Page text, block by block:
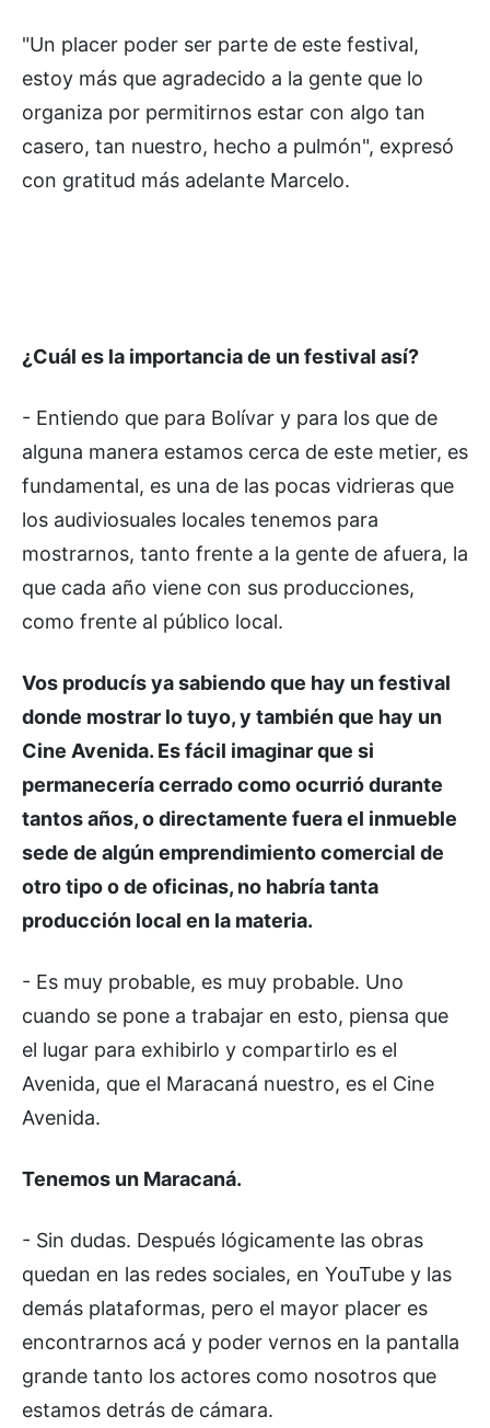
"Un placer poder ser parte de este festival,
estoy más que agradecido a la gente que lo
organiza por permitirnos estar con algo tan
casero, tan nuestro, hecho a pulmón", expresó
con gratitud más adelante Marcelo.
¿Cuál es la importancia de un festival así?
- Entiendo que para Bolívar y para los que de
alguna manera estamos cerca de este metier, es
fundamental, es una de las pocas vidrieras que
los audiviosuales locales tenemos para
mostrarnos, tanto frente a la gente de afuera, la
que cada año viene con sus producciones,
como frente al público local.
Vos producís ya sabiendo que hay un festival
donde mostrar lo tuyo, y también que hay un
Cine Avenida. Es fácil imaginar que si
permanecería cerrado como ocurrió durante
tantos años, o directamente fuera el inmueble
sede de algún emprendimiento comercial de
otro tipo o de oficinas, no habría tanta
producción local en la materia.
- Es muy probable, es muy probable. Uno
cuando se pone a trabajar en esto, piensa que
el lugar para exhibirlo y compartirlo es el
Avenida, que el Maracaná nuestro, es el Cine
Avenida.
Tenemos un Maracaná.
- Sin dudas. Después lógicamente las obras
quedan en las redes sociales, en YouTube y las
demás plataformas, pero el mayor placer es
encontrarnos acá y poder vernos en la pantalla
grande tanto los actores como nosotros que
estamos detrás de cámara.